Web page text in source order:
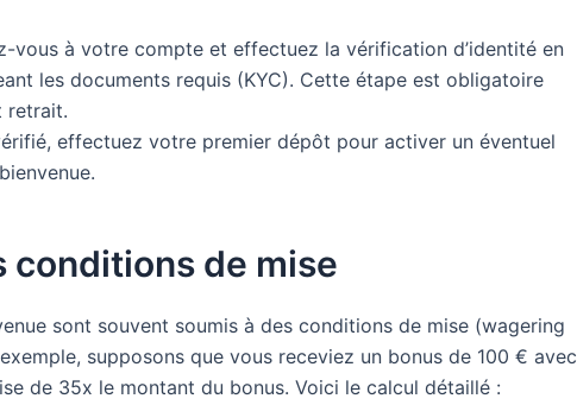
vous à votre compte et effectuez la vérification d’identité en
les documents requis (KYC). Cette étape est obligatoire
retrait.
effectuez votre premier dépôt pour activer un éventuel
conditions de mise
sont souvent soumis à des conditions de mise (wagering
supposons que vous receviez un bonus de 100 € avec
de 35x le montant du bonus. Voici le calcul détaillé :